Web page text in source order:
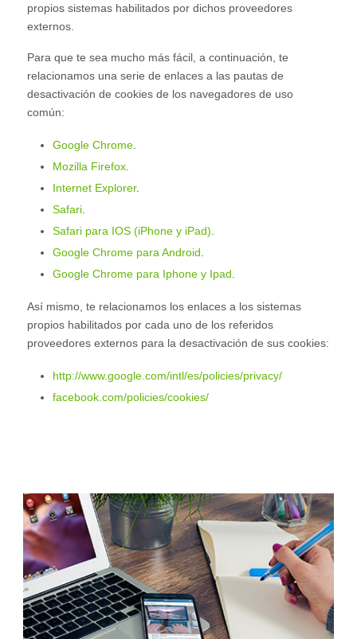
propios sistemas habilitados por dichos proveedores
externos.
Para que te sea mucho más fácil, a continuación, te
relacionamos una serie de enlaces a las pautas de
desactivación de cookies de los navegadores de uso
común:
Google Chrome
Mozilla Firefox
Internet Explorer.
Safari
Safari para IOS (iPhone y iPad)
Google Chrome para Android
Google Chrome para Iphone y Ipad
Así mismo, te relacionamos los enlaces a los sistemas
propios habilitados por cada uno de los referidos
proveedores externos para la desactivación de sus cookies:
http://www.google.com/intl/es/policies/privacy/
facebook.com/policies/cookies/